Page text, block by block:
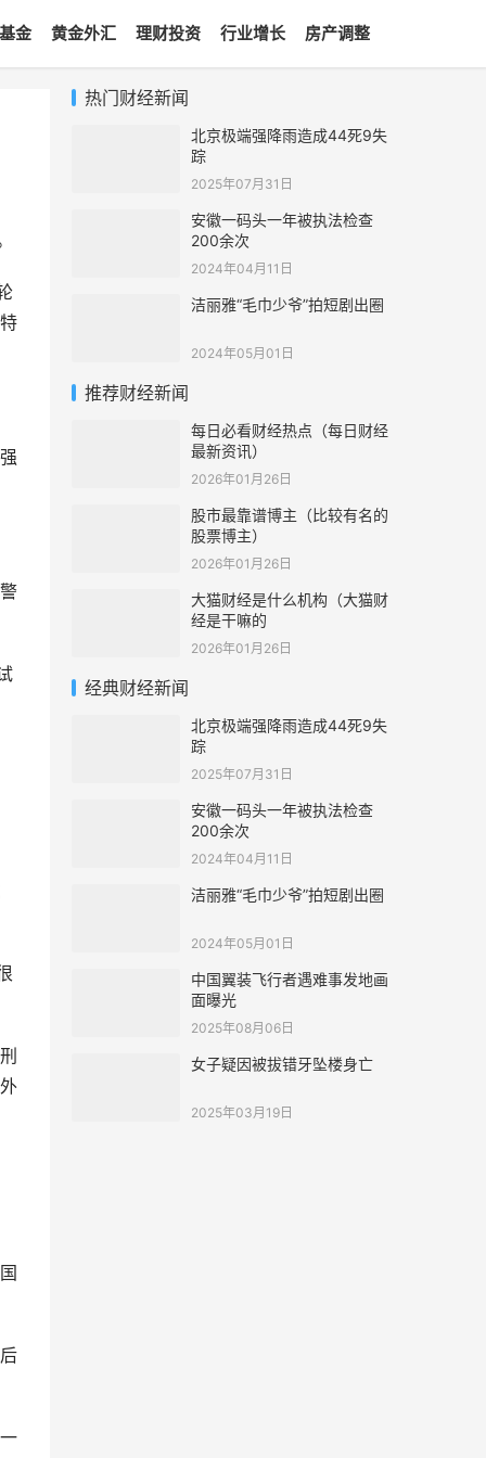
金 黄金外汇 理财投资 行业增长 房产调整
热门财经新闻
北京极端强降雨造成44死9失
踪
2025年07月31日
安徽一码头一年被执法检查
200余次
2024年04月11日
洁丽雅“毛巾少爷”拍短剧出圈
2024年05月01日
推荐财经新闻
每日必看财经热点（每日财经
最新资讯）
2026年01月26日
股市最靠谱博主（比较有名的
股票博主）
2026年01月26日
大猫财经是什么机构（大猫财
经是干嘛的
2026年01月26日
经典财经新闻
北京极端强降雨造成44死9失
踪
2025年07月31日
安徽一码头一年被执法检查
200余次
2024年04月11日
洁丽雅“毛巾少爷”拍短剧出圈
2024年05月01日
中国翼装飞行者遇难事发地画
面曝光
2025年08月06日
女子疑因被拔错牙坠楼身亡
2025年03月19日